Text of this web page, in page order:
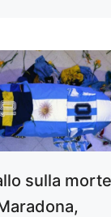
sulla morte